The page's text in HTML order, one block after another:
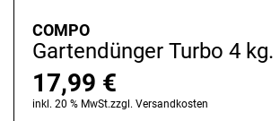
COMPO
Gartendünger Turbo 4 kg.
17,99 €
inkl. 20 % MwSt.zzgl. Versandkosten